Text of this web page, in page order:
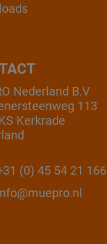
Nederland B.V
113
Kerkrade
(0) 45 54 21 166